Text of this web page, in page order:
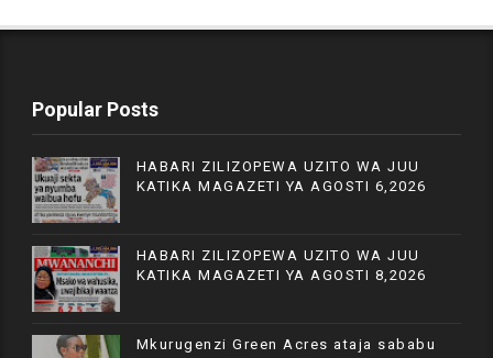
Popular Posts
HABARI ZILIZOPEWA UZITO WA JUU
KATIKA MAGAZETI YA AGOSTI 6,2026
HABARI ZILIZOPEWA UZITO WA JUU
KATIKA MAGAZETI YA AGOSTI 8,2026
Mkurugenzi Green Acres ataja sababu